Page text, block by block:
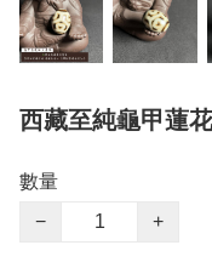
西藏至純龜甲蓮
數量
−
+